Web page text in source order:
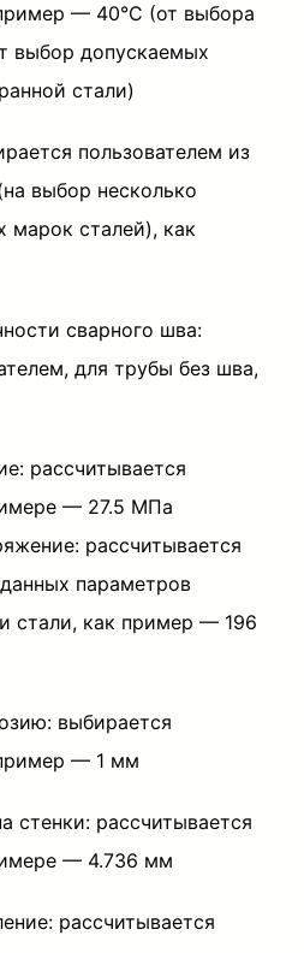
— 40°C (от выбора
выбор допускаемых
стали)
пользователем из
выбор несколько
марок сталей), как
сварного шва:
для трубы без шва,
рассчитывается
— 27.5 МПа
рассчитывается
параметров
стали, как пример — 196
выбирается
— 1 мм
стенки: рассчитывается
— 4.736 мм
рассчитывается